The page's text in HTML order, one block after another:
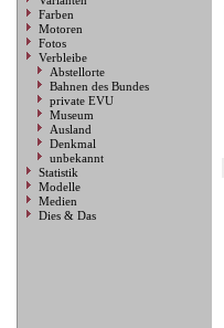
Farben
Motoren
Fotos
Verbleibe
Abstellorte
Bahnen des Bundes
private EVU
Museum
Ausland
Denkmal
unbekannt
Statistik
Modelle
Medien
Dies & Das